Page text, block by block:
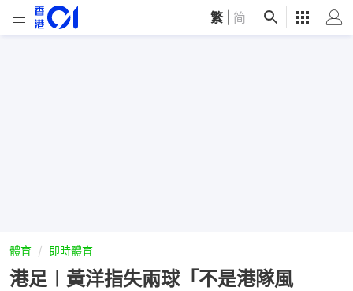
繁 简
體育 即時體育
港足︱黃洋指失兩球「不是港隊風